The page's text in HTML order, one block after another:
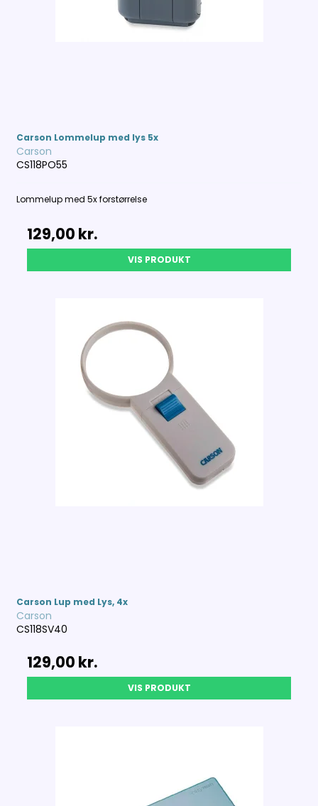
Carson Lommelup med lys 5x
Carson
CS118PO55
Lommelup med 5x forstørrelse
129,00 kr.
VIS PRODUKT
Carson Lup med Lys, 4x
Carson
CS118SV40
129,00 kr.
VIS PRODUKT